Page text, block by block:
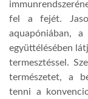
fel a fejét.
aquapóniában,
együttélésében
termesztéssel.
természetet, a
tenni a